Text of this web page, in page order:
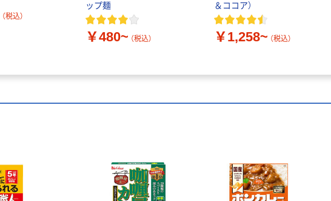
（税込）
ップ麺
￥480~ （税込）
＆ココア）
￥1,258~ （税込）